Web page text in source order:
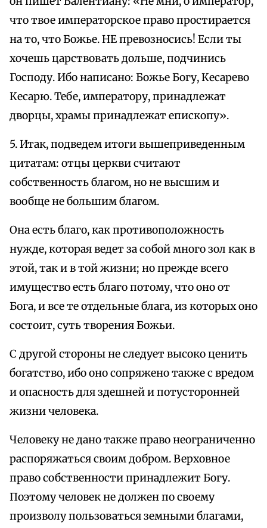
что твое императорское право простирается
на то, что Божье. НЕ превозносись! Если ты
хочешь царствовать дольше, подчинись
Господу. Ибо написано: Божье Богу, Кесарево
Кесарю. Тебе, императору, принадлежат
дворцы, храмы принадлежат епископу».
5. Итак, подведем итоги вышеприведенным
цитатам: отцы церкви считают
собственность благом, но не высшим и
вообще не большим благом.
Она есть благо, как противоположность
нужде, которая ведет за собой много зол как в
этой, так и в той жизни; но прежде всего
имущество есть благо потому, что оно от
Бога, и все те отдельные блага, из которых оно
состоит, суть творения Божьи.
С другой стороны не следует высоко ценить
богатство, ибо оно сопряжено также с вредом
и опасность для здешней и потусторонней
жизни человека.
Человеку не дано также право неограниченно
распоряжаться своим добром. Верховное
право собственности принадлежит Богу.
Поэтому человек не должен по своему
произволу пользоваться земными благами,